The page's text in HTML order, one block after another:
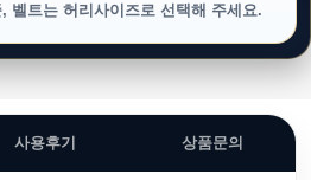
벨트는 허리사이즈로 선택해 주세요.
사용후기 상품문의